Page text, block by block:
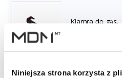
Niniejsza strona korzysta z
Klamra do gąs.